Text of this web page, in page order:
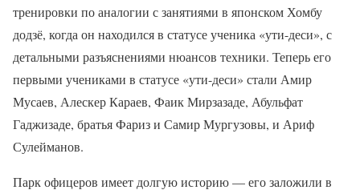
тренировки по аналогии с занятиями в японском Хомбу
додзё, когда он находился в статусе ученика «ути-деси», с
детальными разъяснениями нюансов техники. Теперь его
первыми учениками в статусе «ути-деси» стали Амир
Мусаев, Алескер Караев, Фаик Мирзазаде, Абульфат
Гаджизаде, братья Фариз и Самир Мургузовы, и Ариф
Сулейманов.
Парк офицеров имеет долгую историю — его заложили в